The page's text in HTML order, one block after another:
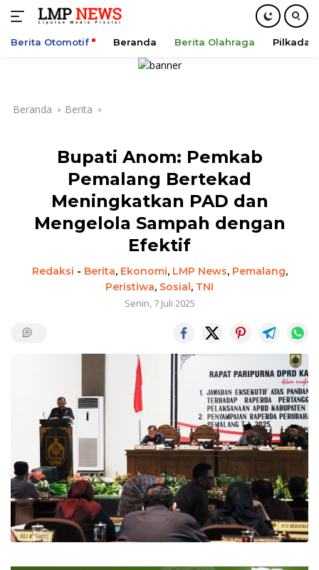
Berita Otomotif Beranda Berita Olahraga Pilkada
Beranda Berita
Bupati Anom: Pemkab
Pemalang Bertekad
Meningkatkan PAD dan
Mengelola Sampah dengan
Efektif
Redaksi - Berita, Ekonomi, LMP News, Pemalang,
Peristiwa, Sosial, TNI
Senin, 7 Juli 2025